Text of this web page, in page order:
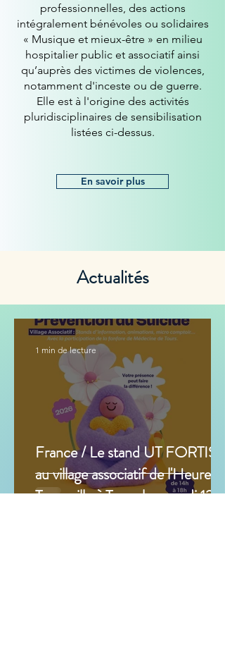
professionnelles, des actions
intégralement bénévoles ou solidaires
« Musique et mieux-être » en milieu
hospitalier public et associatif ainsi
qu’auprès des victimes de violences,
notamment d'inceste ou de guerre.
Elle est à l'origine des activités
pluridisciplinaires de sensibilisation
listées ci-dessus.
En savoir plus
Actualités
France / Le stand UT FORTIS
au village associatif de l'Heure
Tranquille à Tours le samedi 12
1 min de lecture